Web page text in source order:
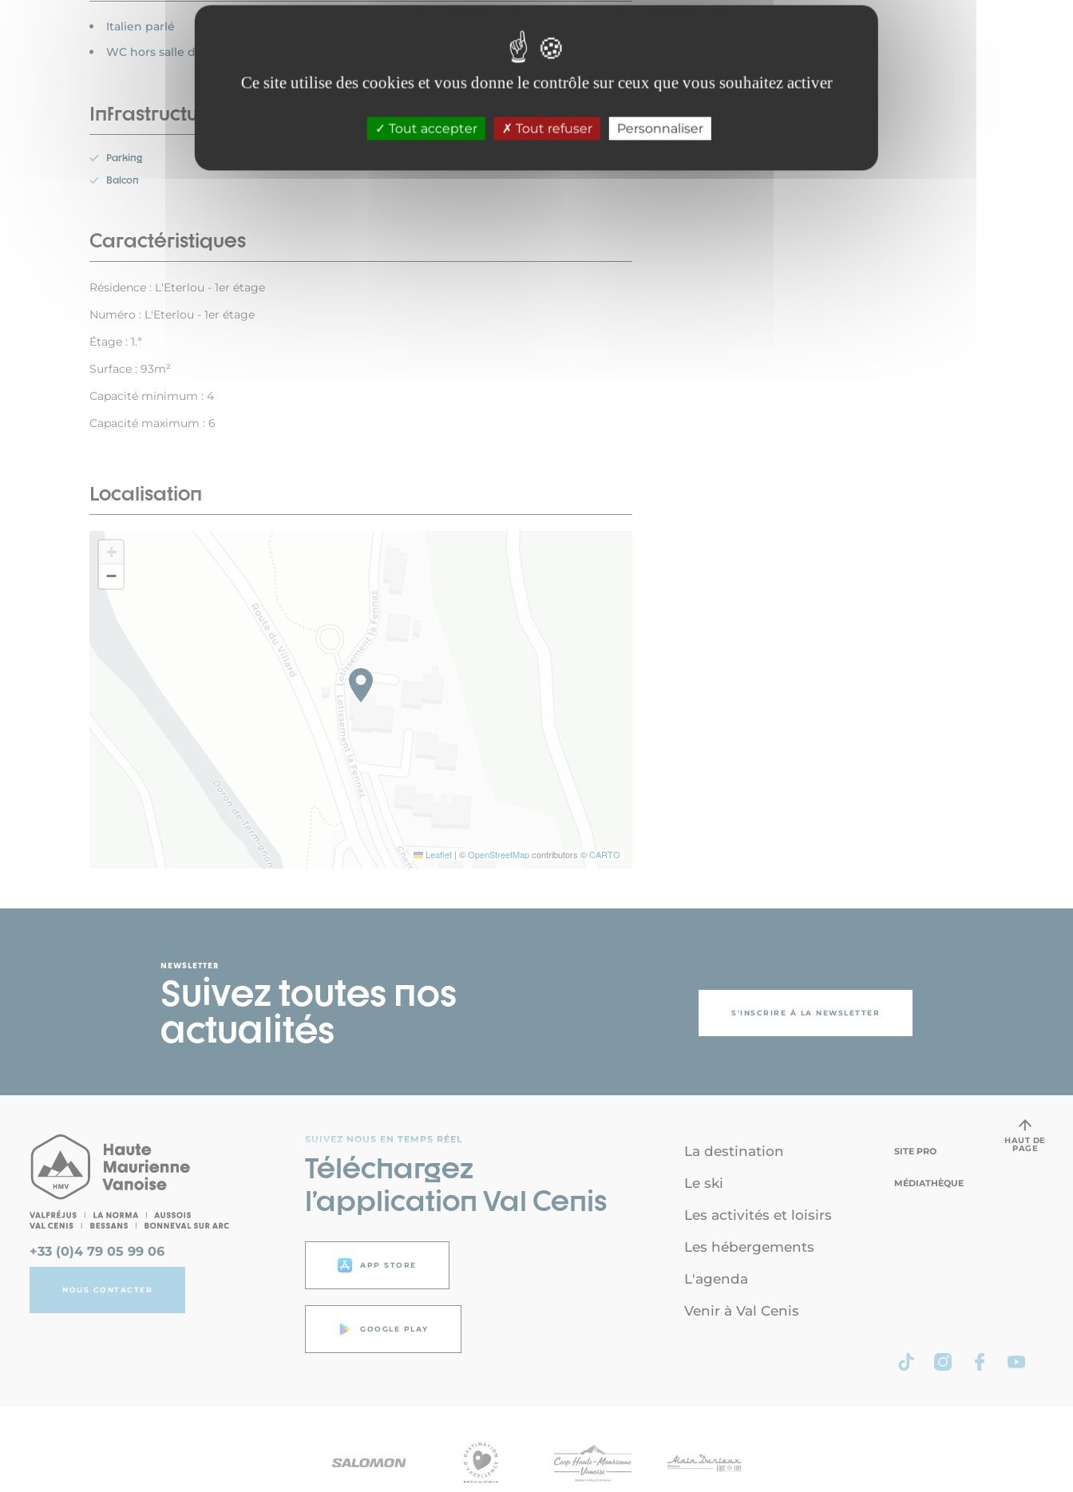
Ce site utilise des cookies et vous donne le contrôle sur ceux que vous souhaitez activer
Tout accepter Tout refuser Personnaliser
Italien parlé
WC hors salle de bain
Infrastructures
Parking
Balcon
Caractéristiques
Résidence : L'Eterlou - 1er étage
Numéro : L'Eterlou - 1er étage
Étage : 1.ª
Surface : 93m²
Capacité minimum : 4
Capacité maximum : 6
Localisation
+
−
Leaflet | ©OpenStreetMapcontributors ©CARTO
NEWSLETTER
Suivez toutes nos
actualités
S'INSCRIRE À LA NEWSLETTER
+33 (0)4 79 05 99 06
NOUS CONTACTER
SUIVEZ NOUS EN TEMPS RÉEL
Téléchargez
l’application Val Cenis
APP STORE
GOOGLE PLAY
La destination
Le ski
Les activités et loisirs
Les hébergements
L'agenda
Venir à Val Cenis
SITE PRO
MÉDIATHÈQUE
HAUT DE
PAGE